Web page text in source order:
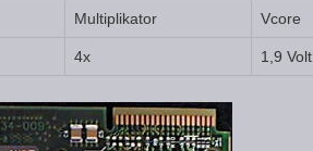
Multiplikator Vcore
4x 1,9 Volt